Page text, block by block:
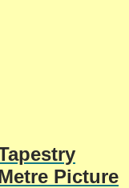
Picture